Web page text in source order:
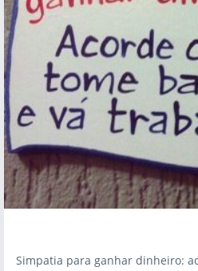
Simpatia para ganhar dinheiro: